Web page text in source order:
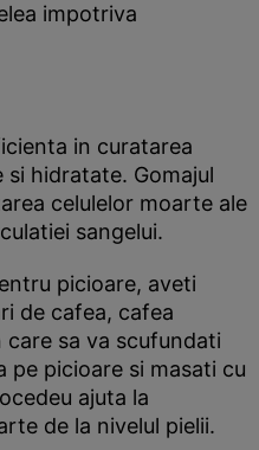
impotriva
in curatarea
hidratate. Gomajul
celulelor moarte ale
sangelui.
picioare, aveti
de cafea, cafea
sa va scufundati
pe picioare si masati cu
ajuta la
de la nivelul pielii.